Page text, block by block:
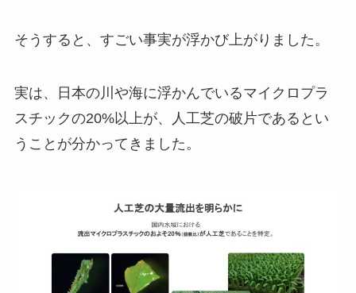
そうすると、すごい事実が浮かび上がりました。
実は、日本の川や海に浮かんでいるマイクロプラ
スチックの20%以上が、人工芝の破片であるとい
うことが分かってきました。